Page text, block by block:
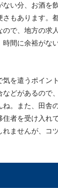
ない分、お酒を
さもあります。
ので、地方の求
時間に余裕がな
気を遣うポイン
などがあるので
ね。また、田舎
住者を受け入れ
れませんが、コ